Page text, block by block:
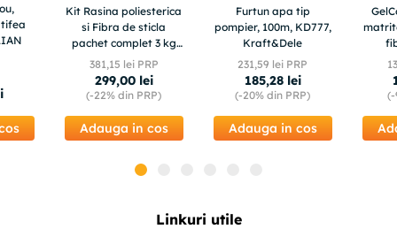
Kit Rasina poliesterica
si Fibra de sticla
pachet complet 3 kg
pentru reparatii auto,
moto , ambarcatiuni
BIG KIT
381,15 lei PRP
299,00 lei
(-22% din PRP)
Adauga in cos
Furtun apa tip
pompier, 100m, KD777,
Kraft&Dele
231,59 lei PRP
185,28 lei
(-20% din PRP)
Adauga in cos
(-
Linkuri utile